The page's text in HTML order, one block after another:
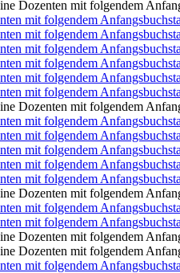
Dozenten mit folgendem
mit folgendem
mit folgendem
mit folgendem
mit folgendem
mit folgendem
mit folgendem
Dozenten mit folgendem
mit folgendem
mit folgendem
mit folgendem
mit folgendem
mit folgendem
Dozenten mit folgendem
mit folgendem
mit folgendem
Dozenten mit folgendem
Dozenten mit folgendem
mit folgendem